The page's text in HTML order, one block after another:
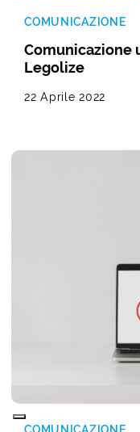
COMUNICAZIONE
Comunicazione
Legolize
22 Aprile 2022